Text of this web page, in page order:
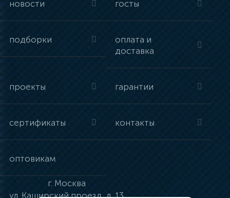
новости госты
подборки
оплата и
доставка
проекты гарантии
сертификаты контакты
оптовикам
г. Москва
ул. Каширский проезд, д. 13